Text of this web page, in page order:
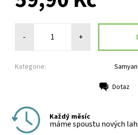
- +
Kategorie:
Dotaz
Každý měsíc
máme spoustu nových